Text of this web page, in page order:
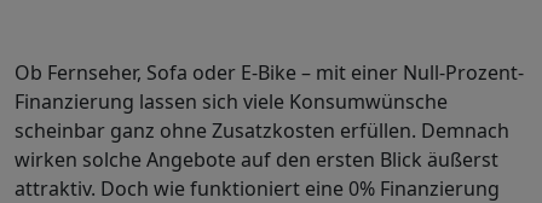
Ob Fernseher, Sofa oder E-Bike – mit einer Null-Prozent-
Finanzierung lassen sich viele Konsumwünsche
scheinbar ganz ohne Zusatzkosten erfüllen. Demnach
wirken solche Angebote auf den ersten Blick äußerst
attraktiv. Doch wie funktioniert eine 0% Finanzierung